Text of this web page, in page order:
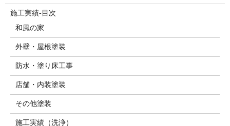
施工実績-目次
和風の家
外壁・屋根塗装
防水・塗り床工事
店舗・内装塗装
その他塗装
施工実績（洗浄）